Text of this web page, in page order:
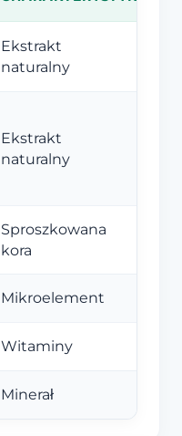
Ekstrakt
naturalny
Ekstrakt
naturalny
Sproszkowana
kora
Mikroelement
Witaminy
Minerał